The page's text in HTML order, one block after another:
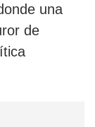
una
de